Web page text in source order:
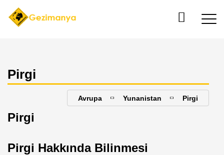
Pirgi
Avrupa Yunanistan Pirgi
Pirgi
Pirgi Hakkında Bilinmesi